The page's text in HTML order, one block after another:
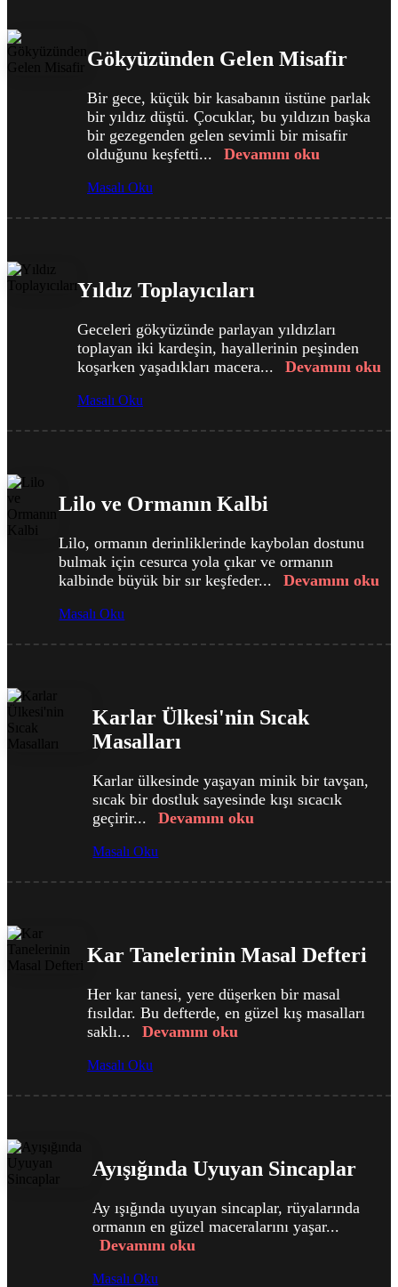
Gökyüzünden Gelen Misafir
Bir gece, küçük bir kasabanın üstüne parlak
bir yıldız düştü. Çocuklar, bu yıldızın başka
bir gezegenden gelen sevimli bir misafir
olduğunu keşfetti...
Devamını oku
Masalı Oku
Yıldız Toplayıcıları
Geceleri gökyüzünde parlayan yıldızları
toplayan iki kardeşin, hayallerinin peşinden
koşarken yaşadıkları macera...
Devamını oku
Masalı Oku
Lilo ve Ormanın Kalbi
Lilo, ormanın derinliklerinde kaybolan dostunu
bulmak için cesurca yola çıkar ve ormanın
kalbinde büyük bir sır keşfeder...
Devamını oku
Masalı Oku
Karlar Ülkesi'nin Sıcak
Masalları
Karlar ülkesinde yaşayan minik bir tavşan,
sıcak bir dostluk sayesinde kışı sıcacık
geçirir...
Devamını oku
Masalı Oku
Kar Tanelerinin Masal Defteri
Her kar tanesi, yere düşerken bir masal
fısıldar. Bu defterde, en güzel kış masalları
saklı...
Devamını oku
Masalı Oku
Ayışığında Uyuyan Sincaplar
Ay ışığında uyuyan sincaplar, rüyalarında
ormanın en güzel maceralarını yaşar...
Devamını oku
Masalı Oku